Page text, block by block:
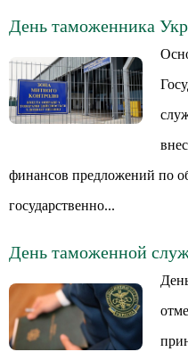
День таможенника
финансов предложений по
государственно...
День таможенной